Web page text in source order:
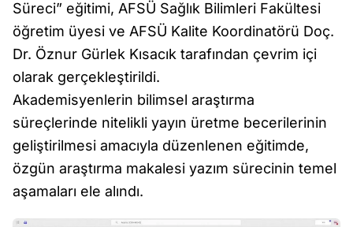
Süreci” eğitimi, AFSÜ Sağlık Bilimleri Fakültesi
öğretim üyesi ve AFSÜ Kalite Koordinatörü Doç.
Dr. Öznur Gürlek Kısacık tarafından çevrim içi
olarak gerçekleştirildi.
Akademisyenlerin bilimsel araştırma
süreçlerinde nitelikli yayın üretme becerilerinin
geliştirilmesi amacıyla düzenlenen eğitimde,
özgün araştırma makalesi yazım sürecinin temel
aşamaları ele alındı.